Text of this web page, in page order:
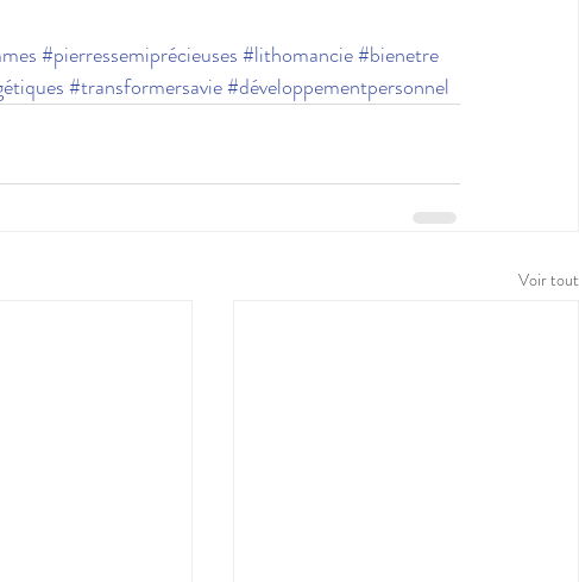
#pierressemiprécieuses#lithomancie#bienetre
#transformersavie#développementpersonnel
Voir tout